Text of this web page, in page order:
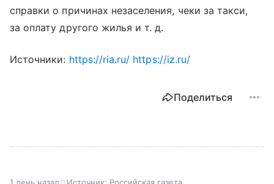
справки о причинах незаселения, чеки за такси,
за оплату другого жилья и т. д.
Источники: https://ria.ru/ https://iz.ru/
Поделиться
1 день назад Источник: Российская газета